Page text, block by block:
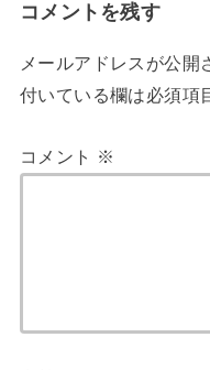
コメントを残す
メールアドレスが公開
付いている欄は必須項
コメント ※